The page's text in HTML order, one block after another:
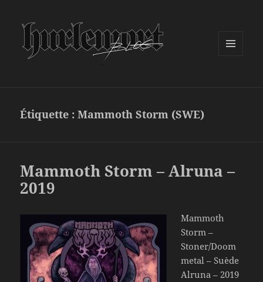
Étiquette :Mammoth Storm (SWE)
Mammoth Storm – Alruna –
2019
Mammoth
Storm –
Stoner/Doom
metal – Suède
Alruna – 2019